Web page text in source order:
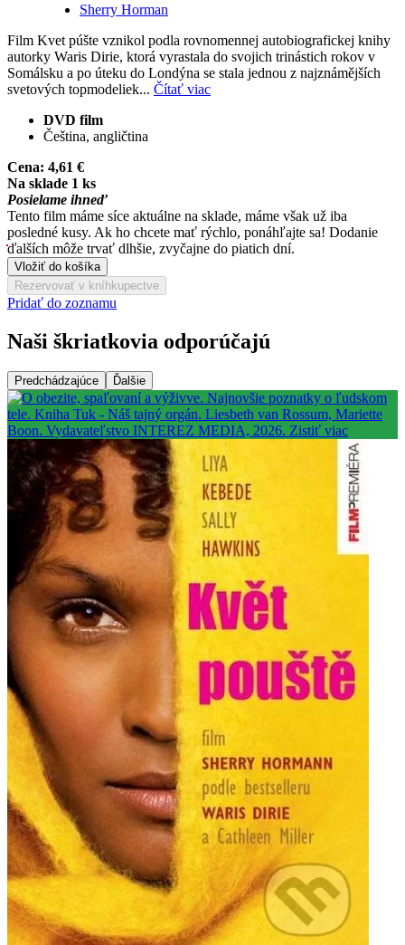
Sherry Horman
Film Kvet púšte vznikol podla rovnomennej autobiografickej knihy
autorky Waris Dirie, ktorá vyrastala do svojich trinástich rokov v
Somálsku a po úteku do Londýna se stala jednou z najznámějších
svetových topmodeliek... Čítať viac
DVD film
Čeština, angličtina
Cena: 4,61 €
Na sklade 1 ks
Posielame ihneď
Tento film máme síce aktuálne na sklade, máme však už iba
posledné kusy. Ak ho chcete mať rýchlo, ponáhľajte sa! Dodanie
ďalších môže trvať dlhšie, zvyčajne do piatich dní.
Vložiť do košíka
Rezervovať v kníhkupectve
Pridať do zoznamu
Naši škriatkovia odporúčajú
Predchádzajúce Ďalšie